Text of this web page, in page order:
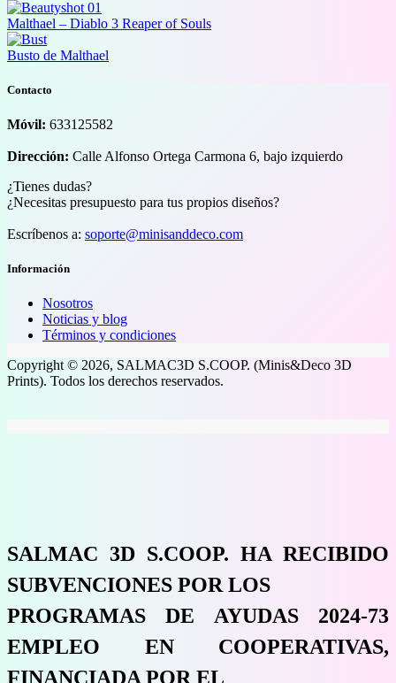
Malthael – Diablo 3 Reaper of Souls
Busto de Malthael
Contacto
Móvil: 633125582
Dirección: Calle Alfonso Ortega Carmona 6, bajo izquierdo
¿Tienes dudas?
¿Necesitas presupuesto para tus propios diseños?
Escríbenos a: soporte@minisanddeco.com
Información
Nosotros
Noticias y blog
Términos y condiciones
Copyright © 2026, SALMAC3D S.COOP. (Minis&Deco 3D
Prints). Todos los derechos reservados.
SALMAC 3D S.COOP. HA RECIBIDO
SUBVENCIONES POR LOS
PROGRAMAS DE AYUDAS 2024-73
EMPLEO EN COOPERATIVAS,
FINANCIADA POR EL